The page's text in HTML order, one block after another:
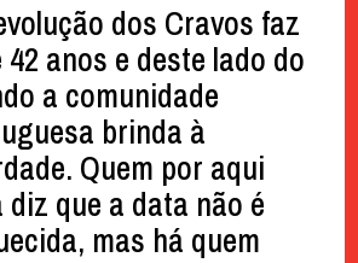
dos Cravos faz
42 anos e deste lado do
a comunidade
brinda à
Quem por aqui
diz que a data não é
mas há quem